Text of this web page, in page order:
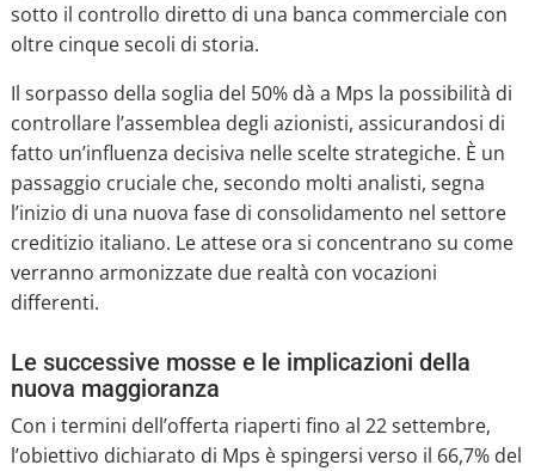
sotto il controllo diretto di una banca commerciale con
oltre cinque secoli di storia.
Il sorpasso della soglia del 50% dà a Mps la possibilità di
controllare l’assemblea degli azionisti, assicurandosi di
fatto un’influenza decisiva nelle scelte strategiche. È un
passaggio cruciale che, secondo molti analisti, segna
l’inizio di una nuova fase di consolidamento nel settore
creditizio italiano. Le attese ora si concentrano su come
verranno armonizzate due realtà con vocazioni
differenti.
Le successive mosse e le implicazioni della
nuova maggioranza
Con i termini dell’offerta riaperti fino al 22 settembre,
l’obiettivo dichiarato di Mps è spingersi verso il 66,7% del